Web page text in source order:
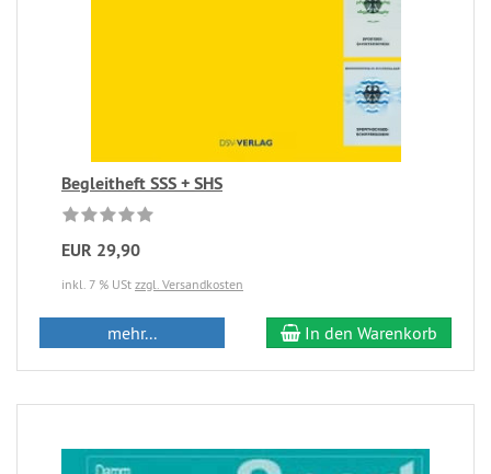
Begleitheft SSS + SHS
EUR 29,90
inkl. 7 % USt zzgl. Versandkosten
mehr... In den Warenkorb